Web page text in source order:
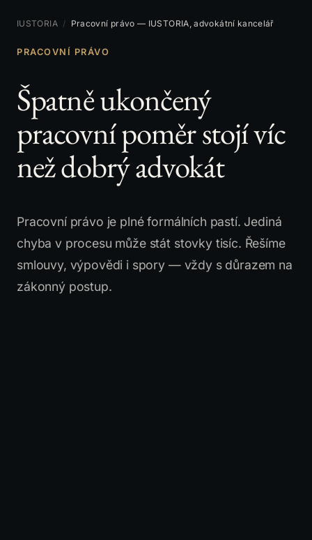
IUSTORIA / Pracovní právo — IUSTORIA, advokátní kancelář
PRACOVNÍ PRÁVO
Špatně ukončený
pracovní poměr stojí víc
než dobrý advokát
Pracovní právo je plné formálních pastí. Jediná
chyba v procesu může stát stovky tisíc. Řešíme
smlouvy, výpovědi i spory — vždy s důrazem na
zákonný postup.